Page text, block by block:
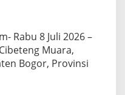
Rabu 8 Juli 2026 –
Muara,
Bogor, Provinsi